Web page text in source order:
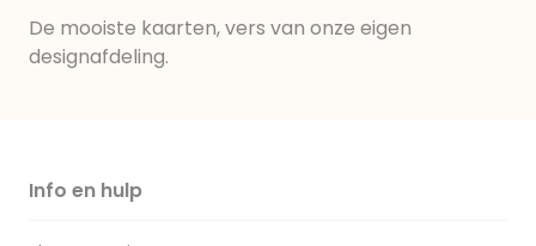
De mooiste kaarten, vers van onze eigen
designafdeling.
Info en hulp